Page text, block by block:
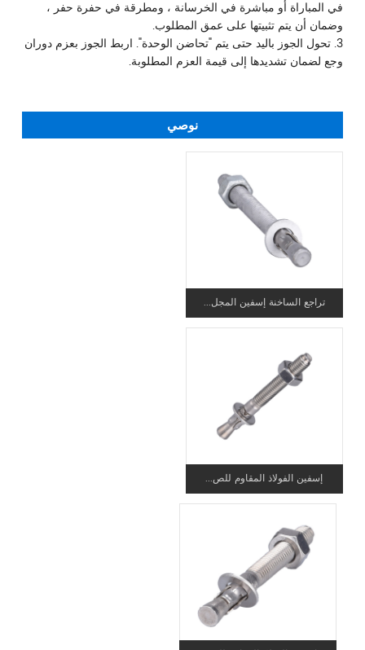
في المباراة أو مباشرة في الخرسانة ، ومطرقة في حفرة حفر ،
وضمان أن يتم تثبيتها على عمق المطلوب.
3. تحول الجوز باليد حتى يتم "تحاضن الوحدة". اربط الجوز بعزم دوران
وجع لضمان تشديدها إلى قيمة العزم المطلوبة.
نوصي
تراجع الساخنة إسفين المجل...
إسفين الفولاذ المقاوم للص...